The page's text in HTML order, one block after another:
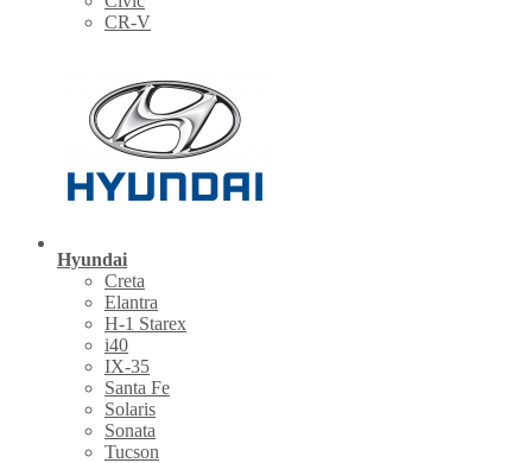
CR-V
Hyundai
Creta
Elantra
H-1 Starex
i40
IX-35
Santa Fe
Solaris
Sonata
Tucson